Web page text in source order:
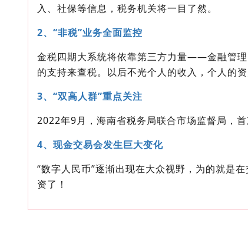
入、社保等信息，税务机关将一目了然。
2、“非税”业务全面监控
金税四期大系统将依靠第三方力量——金融管
的支持来查税。以后不光个人的收入，个人的
3、“双高人群”重点关注
2022年9月，海南省税务局联合市场监督局，首
4、现金交易会发生巨大变化
“数字人民币”逐渐出现在大众视野，为的就是
资了！